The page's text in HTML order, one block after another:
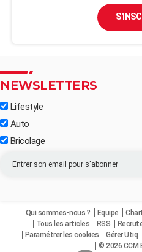
NEWSLETTERS
Lifestyle
Auto
Bricolage
Qui sommes-nous ? Equipe
Tous les articles
RSS
Paramétrer les cookies
Gérer Utiq
© 2026 CCM